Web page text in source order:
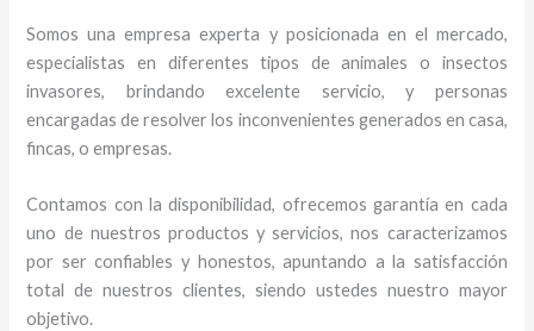
Somos una empresa experta y posicionada en el mercado,
especialistas en diferentes tipos de animales o insectos
invasores, brindando excelente servicio, y personas
encargadas de resolver los inconvenientes generados en casa,
fincas, o empresas.
Contamos con la disponibilidad, ofrecemos garantía en cada
uno de nuestros productos y servicios, nos caracterizamos
por ser confiables y honestos, apuntando a la satisfacción
total de nuestros clientes, siendo ustedes nuestro mayor
objetivo.